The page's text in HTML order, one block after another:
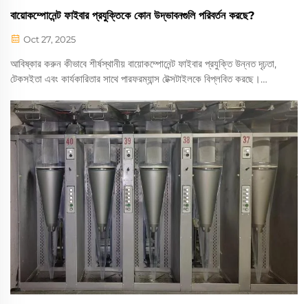
বায়োকম্পোনেন্ট ফাইবার প্রযুক্তিকে কোন উদ্ভাবনগুলি পরিবর্তন করছে?
Oct 27, 2025
আবিষ্কার করুন কীভাবে শীর্ষস্থানীয় বায়োকম্পোনেন্ট ফাইবার প্রযুক্তি উন্নত দৃঢ়তা,
টেকসইতা এবং কার্যকারিতার সাথে পারফরম্যান্স টেক্সটাইলকে বিপ্লবিত করছে।
অগ্রগতি অন্বেষণ করুন।